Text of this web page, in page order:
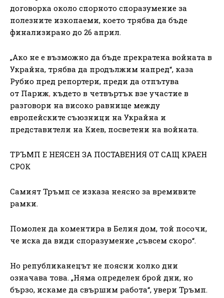
договорка около спорното споразумение за
полезните изкопаеми, което трябва да бъде
финализирано до 26 април.
„Ако не е възможно да бъде прекратена войната в
Украйна, трябва да продължим напред“, каза
Рубио пред репортери, преди да отпътува
от Париж, където в четвъртък взе участие в
разговори на високо равнище между
европейските съюзници на Украйна и
представители на Киев, посветени на войната.
ТРЪМП Е НЕЯСЕН ЗА ПОСТАВЕНИЯ ОТ САЩ КРАЕН
СРОК
Самият Тръмп се изказа неясно за времивите
рамки.
Помолен да коментира в Белия дом, той посочи,
че иска да види споразумение „съвсем скоро“.
Но републиканецът не поясни колко дни
означава това. „Няма определен брой дни, но
бързо, искаме да свършим работа“, увери Тръмп.